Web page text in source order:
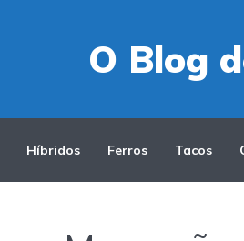
O Blog
Híbridos Ferros Tacos